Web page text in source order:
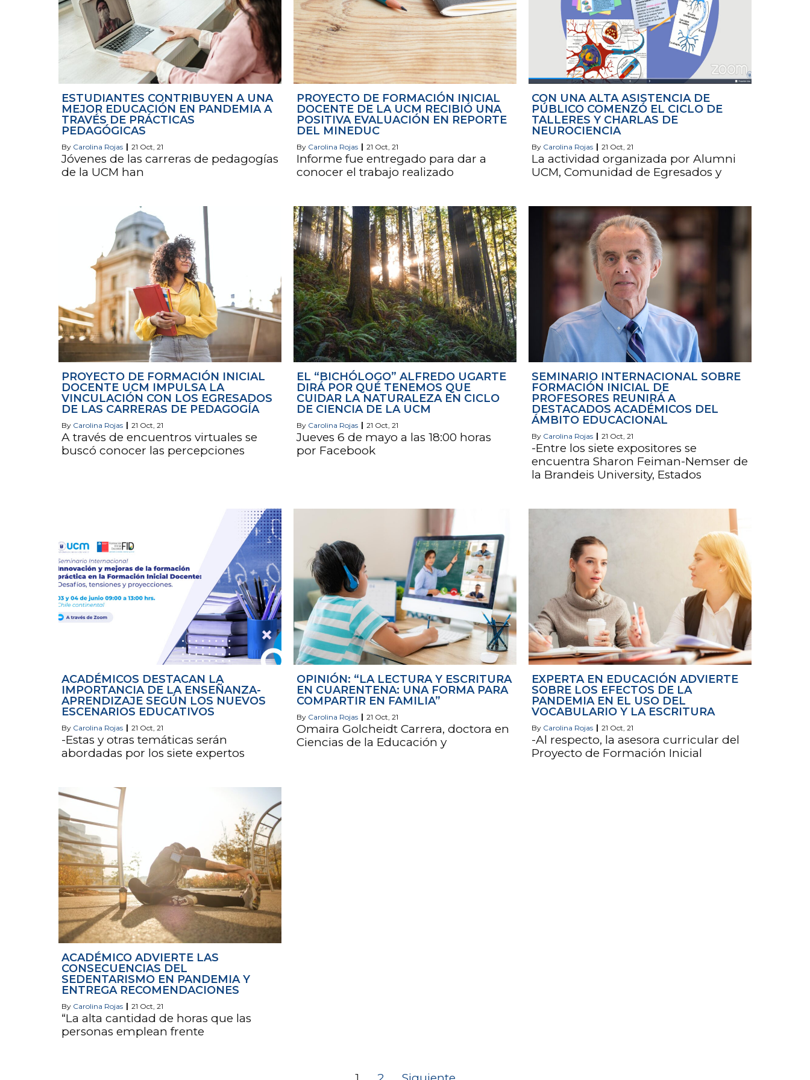
ESTUDIANTES CONTRIBUYEN A UNA
MEJOR EDUCACIÓN EN PANDEMIA A
TRAVÉS DE PRÁCTICAS
PEDAGÓGICAS
By Carolina Rojas 21 Oct, 21
Jóvenes de las carreras de pedagogías
de la UCM han
PROYECTO DE FORMACIÓN INICIAL
DOCENTE DE LA UCM RECIBIÓ UNA
POSITIVA EVALUACIÓN EN REPORTE
DEL MINEDUC
By Carolina Rojas 21 Oct, 21
Informe fue entregado para dar a
conocer el trabajo realizado
CON UNA ALTA ASISTENCIA DE
PÚBLICO COMENZÓ EL CICLO DE
TALLERES Y CHARLAS DE
NEUROCIENCIA
By Carolina Rojas 21 Oct, 21
La actividad organizada por Alumni
UCM, Comunidad de Egresados y
PROYECTO DE FORMACIÓN INICIAL
DOCENTE UCM IMPULSA LA
VINCULACIÓN CON LOS EGRESADOS
DE LAS CARRERAS DE PEDAGOGÍA
By Carolina Rojas 21 Oct, 21
A través de encuentros virtuales se
buscó conocer las percepciones
EL “BICHÓLOGO” ALFREDO UGARTE
DIRÁ POR QUÉ TENEMOS QUE
CUIDAR LA NATURALEZA EN CICLO
DE CIENCIA DE LA UCM
By Carolina Rojas 21 Oct, 21
Jueves 6 de mayo a las 18:00 horas
por Facebook
SEMINARIO INTERNACIONAL SOBRE
FORMACIÓN INICIAL DE
PROFESORES REUNIRÁ A
DESTACADOS ACADÉMICOS DEL
ÁMBITO EDUCACIONAL
By Carolina Rojas 21 Oct, 21
-Entre los siete expositores se
encuentra Sharon Feiman-Nemser de
la Brandeis University, Estados
ACADÉMICOS DESTACAN LA
IMPORTANCIA DE LA ENSEÑANZA-
APRENDIZAJE SEGÚN LOS NUEVOS
ESCENARIOS EDUCATIVOS
By Carolina Rojas 21 Oct, 21
-Estas y otras temáticas serán
abordadas por los siete expertos
OPINIÓN: “LA LECTURA Y ESCRITURA
EN CUARENTENA: UNA FORMA PARA
COMPARTIR EN FAMILIA”
By Carolina Rojas 21 Oct, 21
Omaira Golcheidt Carrera, doctora en
Ciencias de la Educación y
EXPERTA EN EDUCACIÓN ADVIERTE
SOBRE LOS EFECTOS DE LA
PANDEMIA EN EL USO DEL
VOCABULARIO Y LA ESCRITURA
By Carolina Rojas 21 Oct, 21
-Al respecto, la asesora curricular del
Proyecto de Formación Inicial
ACADÉMICO ADVIERTE LAS
CONSECUENCIAS DEL
SEDENTARISMO EN PANDEMIA Y
ENTREGA RECOMENDACIONES
By Carolina Rojas 21 Oct, 21
“La alta cantidad de horas que las
personas emplean frente